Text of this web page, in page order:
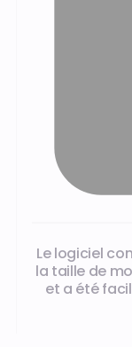
Le logiciel
la taille de
et a été